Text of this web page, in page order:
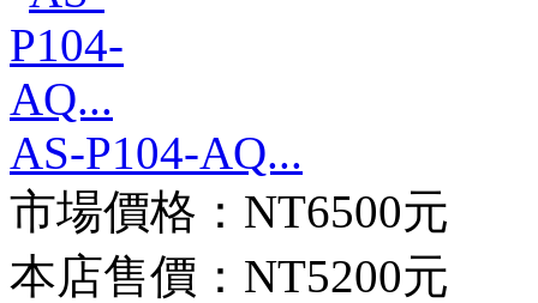
AS-P104-AQ...
市場價格： NT6500元
本店售價： NT5200元